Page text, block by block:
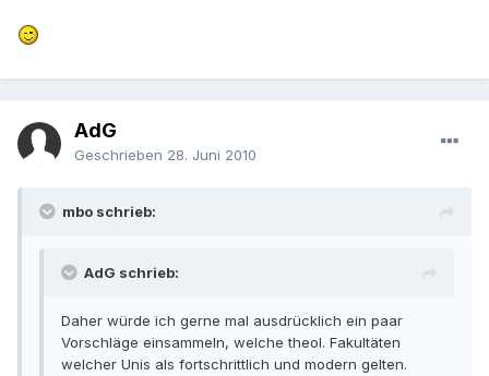
AdG
Geschrieben 28. Juni 2010
mbo schrieb:
AdG schrieb:
Daher würde ich gerne mal ausdrücklich ein paar
Vorschläge einsammeln, welche theol. Fakultäten
welcher Unis als fortschrittlich und modern gelten.